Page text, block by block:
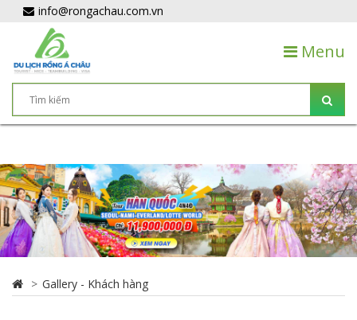
info@rongachau.com.vn
Menu
Gallery - Khách hàng